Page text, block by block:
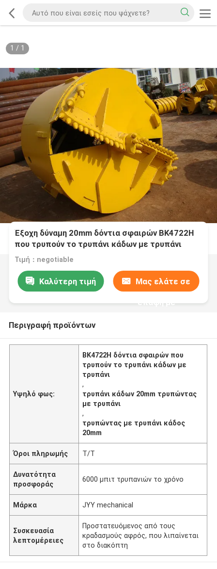
1 / 1
Έξοχη δύναμη 20mm δόντια σφαιρών BK4722H
που τρυπούν το τρυπάνι κάδων με τρυπάνι
Τιμή：negotiable
Καλύτερη τιμή Μας ελάτε σε
επαφή με
Περιγραφή προϊόντων
Υψηλό φως:
BK4722H δόντια σφαιρών που
τρυπούν το τρυπάνι κάδων με
τρυπάνι
,
τρυπάνι κάδων 20mm τρυπώντας
με τρυπάνι
,
τρυπώντας με τρυπάνι κάδος
20mm
Όροι πληρωμής T/T
Δυνατότητα
προσφοράς
6000 μπιτ τρυπανιών το χρόνο
Μάρκα JYY mechanical
Συσκευασία
λεπτομέρειες
Προστατευόμενος από τους
κραδασμούς αφρός, που λιπαίνεται
στο διακόπτη